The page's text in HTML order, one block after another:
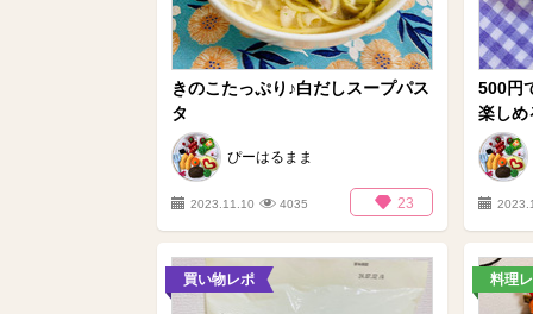
きのこたっぷり♪白だしスープパス
タ
ぴーはるまま
2023.11.10 4035 23
500円
楽しめ
買い物レポ 料理